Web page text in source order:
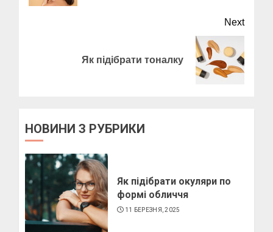
Next
Як підібрати тоналку
НОВИНИ З РУБРИКИ
Як підібрати окуляри по
формі обличчя
11 БЕРЕЗНЯ, 2025
Пози для фотографій на
вулиці